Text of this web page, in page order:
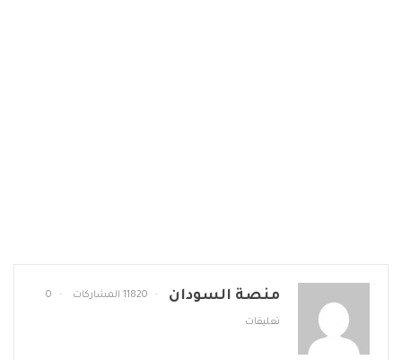
منصة السودان 11820 المشاركات 0
تعليقات